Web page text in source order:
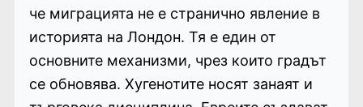
че миграцията не е странично явление в
историята на Лондон. Тя е един от
основните механизми, чрез които градът
се обновява. Хугенотите носят занаят и